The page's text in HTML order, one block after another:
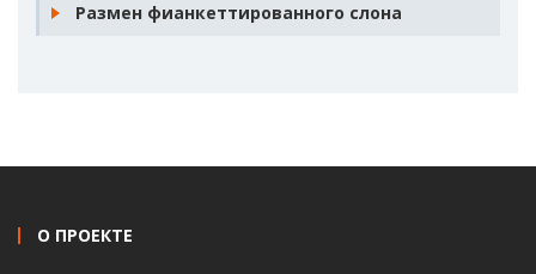
Размен фианкеттированного слона
О ПРОЕКТЕ